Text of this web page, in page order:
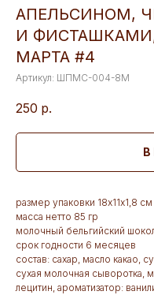
АПЕЛЬСИНОМ,
И
МАРТА #4
Артикул: ШПМС-004-8М
250 р.
В
размер упаковки 18х11х1,8 см
масса нетто 85 гр
молочный бельгийский
срок годности 6 месяцев
состав: сахар, масло какао,
сухая молочная сыворотка,
лецитин, ароматизатор: